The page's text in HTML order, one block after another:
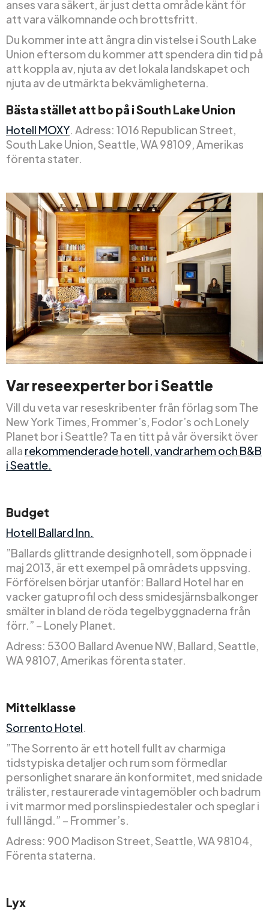
anses vara säkert, är just detta område känt för
att vara välkomnande och brottsfritt.
Du kommer inte att ångra din vistelse i South Lake
Union eftersom du kommer att spendera din tid på
att koppla av, njuta av det lokala landskapet och
njuta av de utmärkta bekvämligheterna.
Bästa stället att bo på i South Lake Union
Hotell MOXY. Adress: 1016 Republican Street,
South Lake Union, Seattle, WA 98109, Amerikas
förenta stater.
Var reseexperter bor i Seattle
Vill du veta var reseskribenter från förlag som The
New York Times, Frommer’s, Fodor’s och Lonely
Planet bor i Seattle? Ta en titt på vår översikt över
alla rekommenderade hotell, vandrarhem och B&B
i Seattle.
Budget
Hotell Ballard Inn.
”Ballards glittrande designhotell, som öppnade i
maj 2013, är ett exempel på områdets uppsving.
Förförelsen börjar utanför: Ballard Hotel har en
vacker gatuprofil och dess smidesjärnsbalkonger
smälter in bland de röda tegelbyggnaderna från
förr.” – Lonely Planet.
Adress: 5300 Ballard Avenue NW, Ballard, Seattle,
WA 98107, Amerikas förenta stater.
Mittelklasse
Sorrento Hotel.
”The Sorrento är ett hotell fullt av charmiga
tidstypiska detaljer och rum som förmedlar
personlighet snarare än konformitet, med snidade
trälister, restaurerade vintagemöbler och badrum
i vit marmor med porslinspiedestaler och speglar i
full längd.” – Frommer’s.
Adress: 900 Madison Street, Seattle, WA 98104,
Förenta staterna.
Lyx